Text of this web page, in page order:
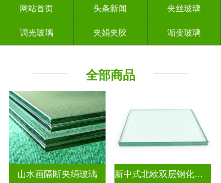
网站首页 头条新闻 夹丝玻璃
调光玻璃 夹娟夹胶 渐变玻璃
全部商品
山水画隔断夹绢玻璃 新中式北欧双层钢化夹胶